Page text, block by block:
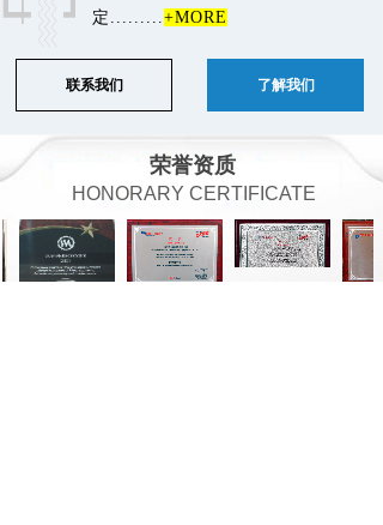
定.........+MORE
了解我们
联系我们
荣誉资质
HONORARY CERTIFICATE